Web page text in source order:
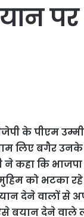
के पीएम
लिए बगैर
ने कहा कि
को भटका रहे
देने वालों से
बयान देने वाले